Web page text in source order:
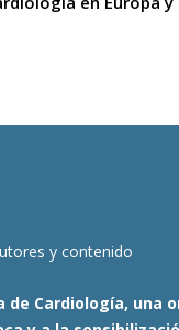
y contenido
Cardiología,